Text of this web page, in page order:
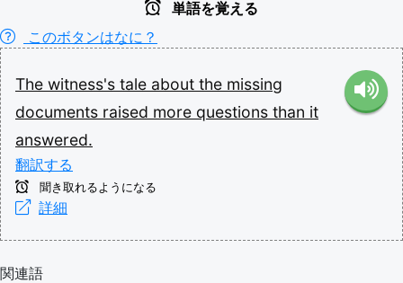
単語を覚える
このボタンはなに？
The witness's tale about the missing
documents raised more questions than it
answered.
翻訳する
聞き取れるようになる
詳細
関連語